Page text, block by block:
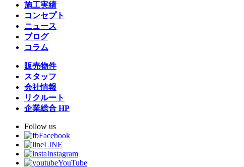
施工実績
コンセプト
ニュース
ブログ
コラム
販売物件
スタッフ
会社情報
リクルート
企業総合 HP
Follow us
Facebook
LINE
Instagram
YouTube